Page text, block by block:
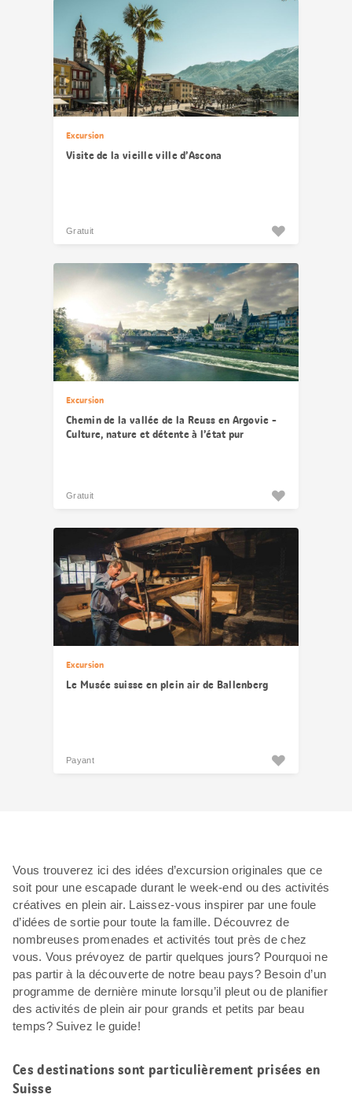
Excursion
Visite de la vieille ville d’Ascona
Gratuit
Excursion
Chemin de la vallée de la Reuss en Argovie -
Culture, nature et détente à l’état pur
Gratuit
Excursion
Le Musée suisse en plein air de Ballenberg
Payant
Vous trouverez ici des idées d’excursion originales que ce
soit pour une escapade durant le week-end ou des activités
créatives en plein air. Laissez-vous inspirer par une foule
d’idées de sortie pour toute la famille. Découvrez de
nombreuses promenades et activités tout près de chez
vous. Vous prévoyez de partir quelques jours? Pourquoi ne
pas partir à la découverte de notre beau pays? Besoin d’un
programme de dernière minute lorsqu’il pleut ou de planifier
des activités de plein air pour grands et petits par beau
temps? Suivez le guide!
Ces destinations sont particulièrement prisées en
Suisse